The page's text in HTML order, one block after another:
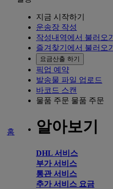
홈
지금 시작하기
운송장 작성
작성내역에서 불러오기
즐겨찾기에서 불러오기
요금산출 하기
픽업 예약
발송물 파일 업로드
바코드 스캔
물품 주문 물품 주문
알아보기
DHL 서비스
부가 서비스
통관 서비스
추가 서비스 요금